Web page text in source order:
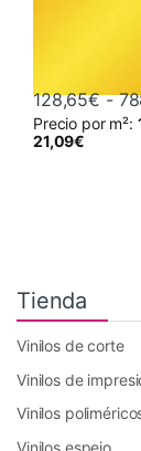
128,65€ -
Precio por m²:
21,09€
Este producto
Tienda
Vinilos de corte
Vinilos de
Vinilos
Vinilos espejo